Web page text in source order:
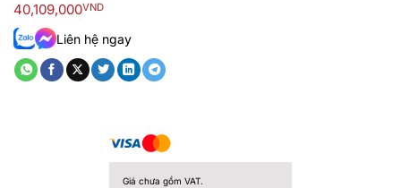
xếp
hạng
0.0
5
sao
40,109,000VND
Liên hệ ngay
Giá chưa gồm VAT.